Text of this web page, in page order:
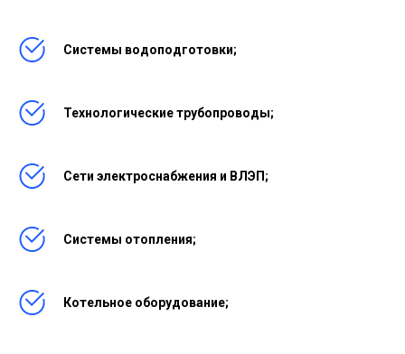
Системы водоподготовки;
Технологические трубопроводы;
Сети электроснабжения и ВЛЭП;
Системы отопления;
Котельное оборудование;